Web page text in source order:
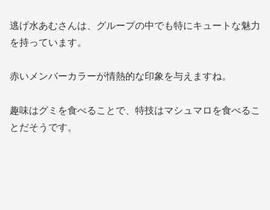
逃げ水あむさんは、グループの中でも特にキュートな魅力
を持っています。
赤いメンバーカラーが情熱的な印象を与えますね。
趣味はグミを食べることで、特技はマシュマロを食べるこ
とだそうです。